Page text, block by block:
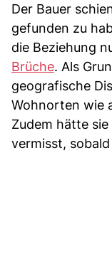
Der Bauer
gefunden zu
die Beziehung
Brüche. Als
geografische
Wohnorten wie
Zudem hätte
vermisst,